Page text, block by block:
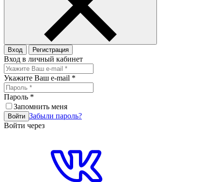
Вход Регистрация
Вход в личный кабинет
Укажите Ваш e-mail *
Пароль *
Запомнить меня
Войти Забыли пароль?
Войти через